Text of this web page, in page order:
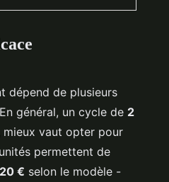
dépend de plusieurs
général, un cycle de 2
mieux vaut opter pour
permettent de
€ selon le modèle -